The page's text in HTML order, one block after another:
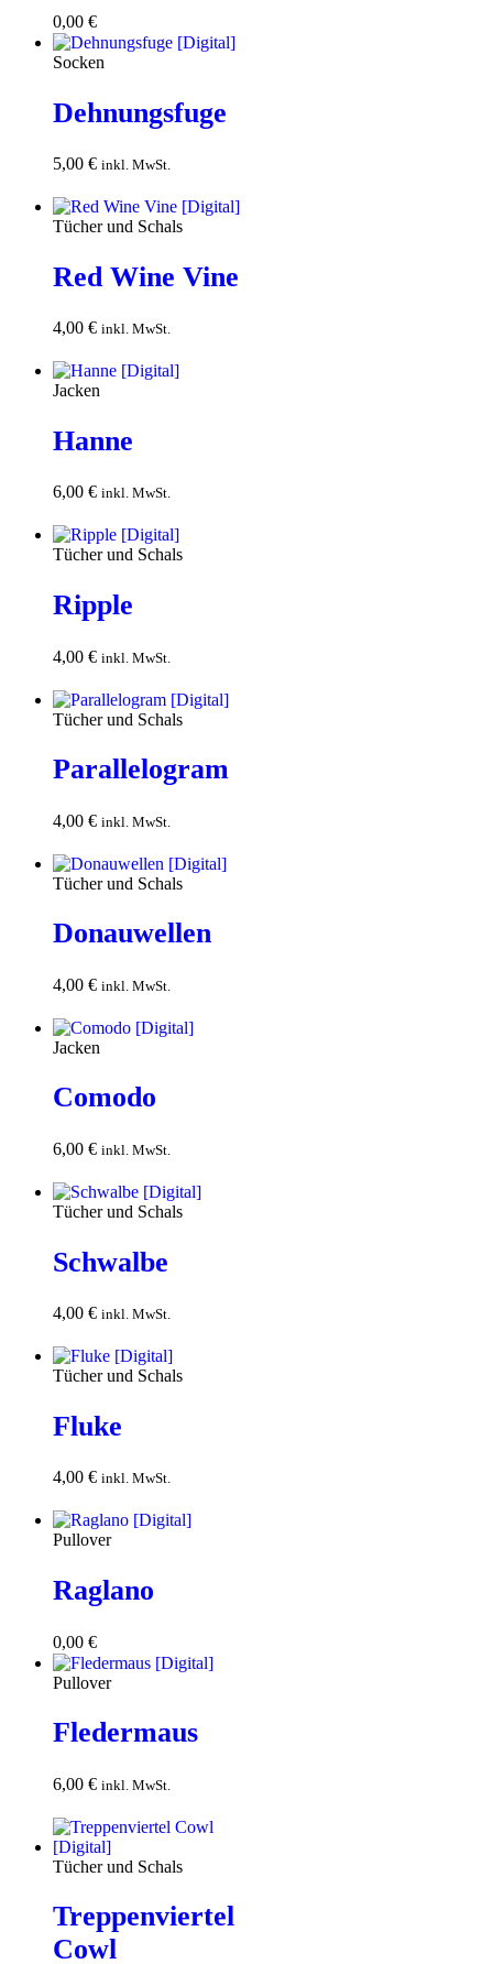
0,00 €
Socken
Dehnungsfuge
5,00 € inkl. MwSt.
Tücher und Schals
Red Wine Vine
4,00 € inkl. MwSt.
Jacken
Hanne
6,00 € inkl. MwSt.
Tücher und Schals
Ripple
4,00 € inkl. MwSt.
Tücher und Schals
Parallelogram
4,00 € inkl. MwSt.
Tücher und Schals
Donauwellen
4,00 € inkl. MwSt.
Jacken
Comodo
6,00 € inkl. MwSt.
Tücher und Schals
Schwalbe
4,00 € inkl. MwSt.
Tücher und Schals
Fluke
4,00 € inkl. MwSt.
Pullover
Raglano
0,00 €
Pullover
Fledermaus
6,00 € inkl. MwSt.
Tücher und Schals
Treppenviertel
Cowl